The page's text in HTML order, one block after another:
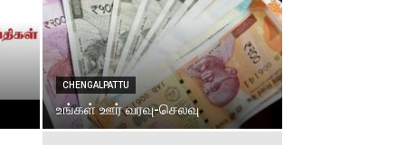
CHENGALPATTU
உங்கள் ஊர் வரவு-செலவு